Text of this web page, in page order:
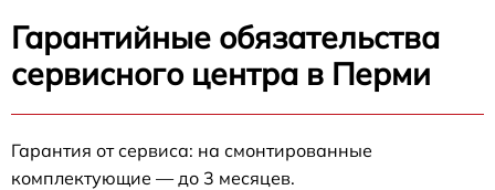
Гарантийные обязательства
сервисного центра в Перми
Гарантия от сервиса: на смонтированные
комплектующие — до 3 месяцев.